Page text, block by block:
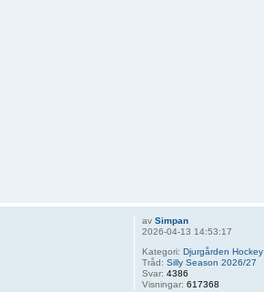
avSimpan
2026-04-13 14:53:17
Kategori:Djurgården Hockey
Tråd:Silly Season 2026/27
Svar:4386
Visningar:617368